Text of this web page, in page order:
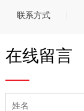
联系方式
在线留言